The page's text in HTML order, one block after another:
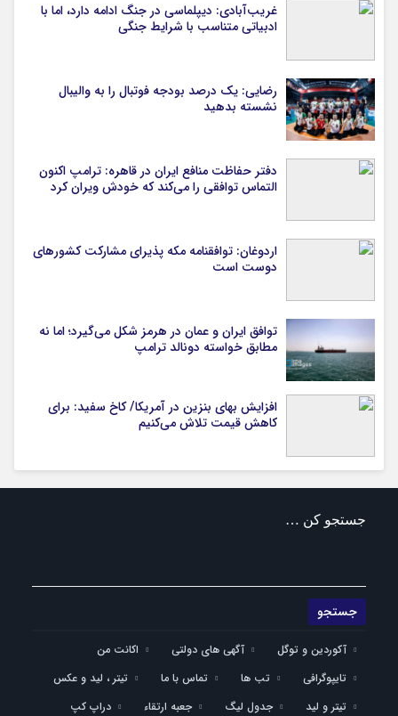
غریب‌آبادی: دیپلماسی در جنگ ادامه دارد، اما با
ادبیاتی متناسب با شرایط جنگی
رضایی: یک درصد بودجه فوتبال را به والیبال
نشسته بدهید
دفتر حفاظت منافع ایران در قاهره: ترامپ اکنون
التماس توافقی را می‌کند که خودش ویران کرد
اردوغان: توافقنامه مکه پذیرای مشارکت کشورهای
دوست است
توافق ایران و عمان در هرمز شکل می‌گیرد؛ اما نه
مطابق خواسته دونالد ترامپ
افزایش بهای بنزین در آمریکا/ کاخ سفید: برای
کاهش قیمت تلاش می‌کنیم
جستجو کن …
آکوردین و توگل آگهی های دولتی
اکانت من
تایپوگرافی
تب ها تماس با ما
تیتر ، لید و عکس
تیتر و لید
جدول لیگ جعبه ارتقاء دراپ کپ